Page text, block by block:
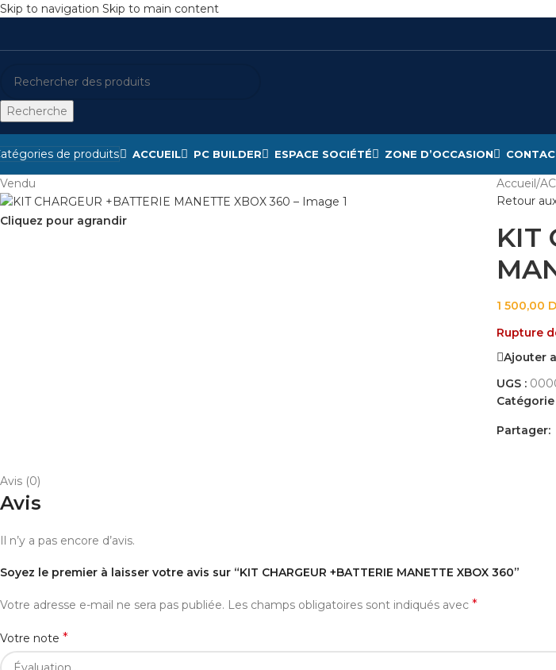
Skip to navigation Skip to main content
Recherche
de produits ACCUEIL PC BUILDER ESPACE SOCIÉTÉ ZONE D’OCCASION
Vendu
Cliquez pour agrandir
Accueil/
Retour
KIT
1 500,00
Rupture
Ajouter
UGS :
Catégorie
Partager:
Avis (0)
Avis
Il n’y a pas encore d’avis.
Soyez le premier à laisser votre avis sur “KIT CHARGEUR +BATTERIE MANETTE XBOX 360”
Votre adresse e-mail ne sera pas publiée. Les champs obligatoires sont indiqués avec *
Votre note *